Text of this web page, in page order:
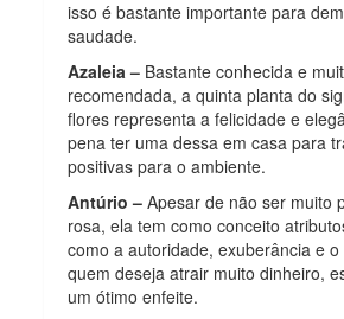
isso é bastante importante para
saudade.
Azaleia – Bastante conhecida e
recomendada, a quinta planta do
flores representa a felicidade e
pena ter uma dessa em casa para
positivas para o ambiente.
Antúrio – Apesar de não ser muito
rosa, ela tem como conceito
como a autoridade, exuberância e o
quem deseja atrair muito dinheiro,
um ótimo enfeite.